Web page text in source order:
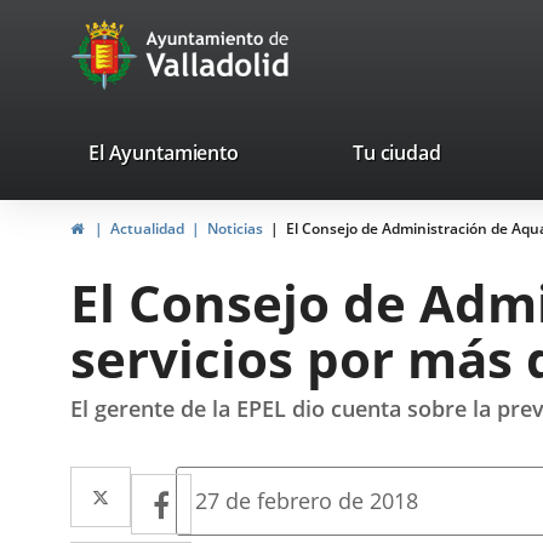
Portal
Web
Ayuntamiento
de
valladolid.es
El Ayuntamiento Tu ciudad
InicioActualidad Noticias El Consejo de Administración de
El Consejo de
servicios por más
El gerente de la EPEL dio cuenta sobre la
Twitter
Enlace
a
Facebook
Enlace
Fecha
27 de febrero de 2018